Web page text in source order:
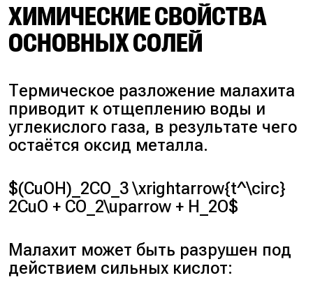
ХИМИЧЕСКИЕ СВОЙСТВА
ОСНОВНЫХ СОЛЕЙ
Термическое разложение малахита
приводит к отщеплению воды и
углекислого газа, в результате чего
остаётся оксид металла.
$(CuOH)_2CO_3 \xrightarrow{t^\circ}
2CuO + CO_2\uparrow + H_2O$
Малахит может быть разрушен под
действием сильных кислот: